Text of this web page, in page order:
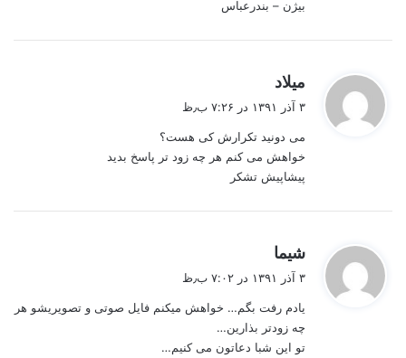
بیژن – بندرعباس
میلاد
:
۳ آذر ۱۳۹۱ در ۷:۲۶ ب٫ظ
می دونید تکرارش کی هست؟
خواهش می کنم هر چه زود تر پاسخ بدید
پیشاپیش تشکر
شیما
:
۳ آذر ۱۳۹۱ در ۷:۰۲ ب٫ظ
یادم رفت بگم… خواهش میکنم فایل صوتی و تصویریشو هر
چه زودتر بذارین…
تو این شبا دعاتون می کنیم…